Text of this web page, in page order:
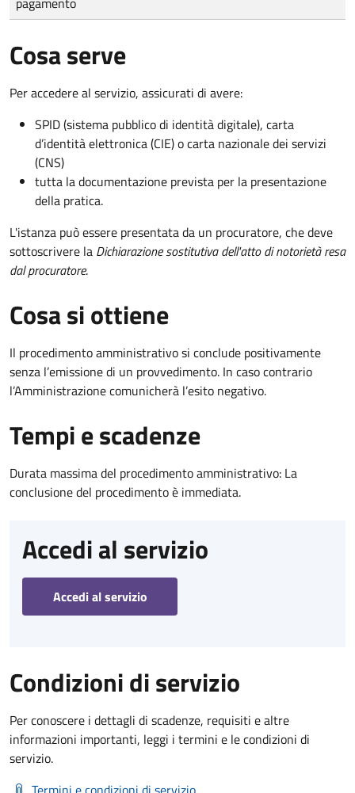
Cosa serve
Per accedere al servizio, assicurati di avere:
SPID (sistema pubblico di identità digitale), carta
d’identità elettronica (CIE) o carta nazionale dei servizi
(CNS)
tutta la documentazione prevista per la presentazione
della pratica.
L'istanza può essere presentata da un procuratore, che deve
sottoscrivere la Dichiarazione sostitutiva dell'atto di notorietà resa
dal procuratore.
Cosa si ottiene
Il procedimento amministrativo si conclude positivamente
senza l’emissione di un provvedimento. In caso contrario
l’Amministrazione comunicherà l’esito negativo.
Tempi e scadenze
Durata massima del procedimento amministrativo: La
conclusione del procedimento è immediata.
Accedi al servizio
Accedi al servizio
Condizioni di servizio
Per conoscere i dettagli di scadenze, requisiti e altre
informazioni importanti, leggi i termini e le condizioni di
servizio.